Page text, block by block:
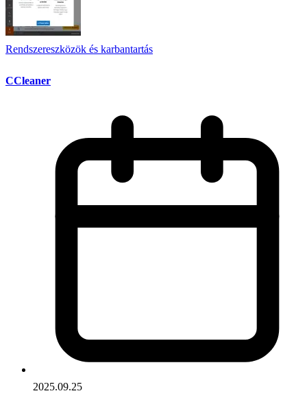
Rendszereszközök és karbantartás
CCleaner
2025.09.25